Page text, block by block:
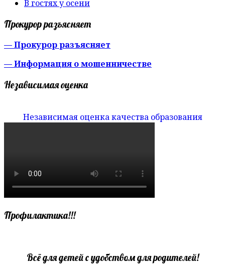
В гостях у осени
Прокурор разъясняет
— Прокурор разъясняет
— Информация о мошенничестве
Независимая оценка
Независимая оценка качества образования
Профилактика!!!
Всё для детей с удобством для родителей!